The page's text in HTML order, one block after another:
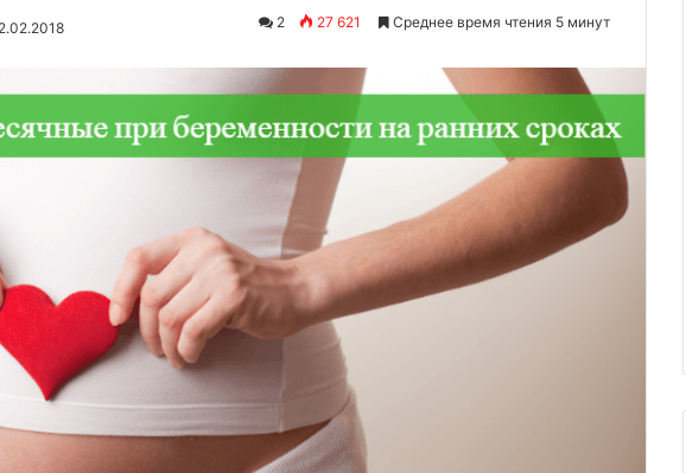
2 27 621 Среднее время чтения 5 минут